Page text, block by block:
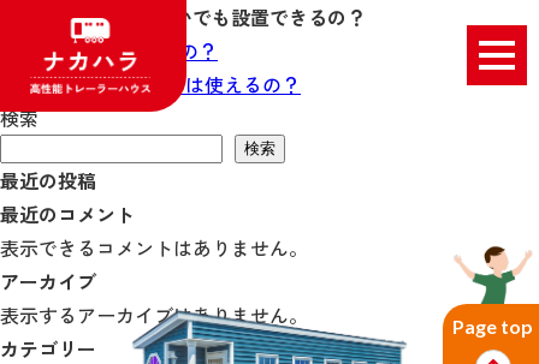
雪の多い地域や海沿いでも設置できるの？
ナ
ゲ
ー
シ
ョ
ン
Previous:地震に強いの？
Next:ローンやリースは使えるの？
検索
検索
最近の投稿
最近のコメント
表示できるコメントはありません。
アーカイブ
表示するアーカイブはありません。
カテゴリー
Page top